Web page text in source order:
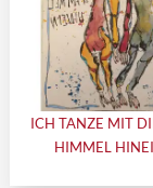
ICH TANZE MIT
HIMMEL